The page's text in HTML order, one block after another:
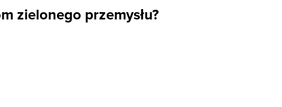
zielonego przemysłu?